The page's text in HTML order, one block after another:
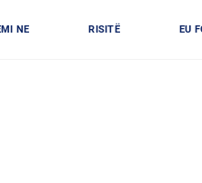
NE RISITË EU